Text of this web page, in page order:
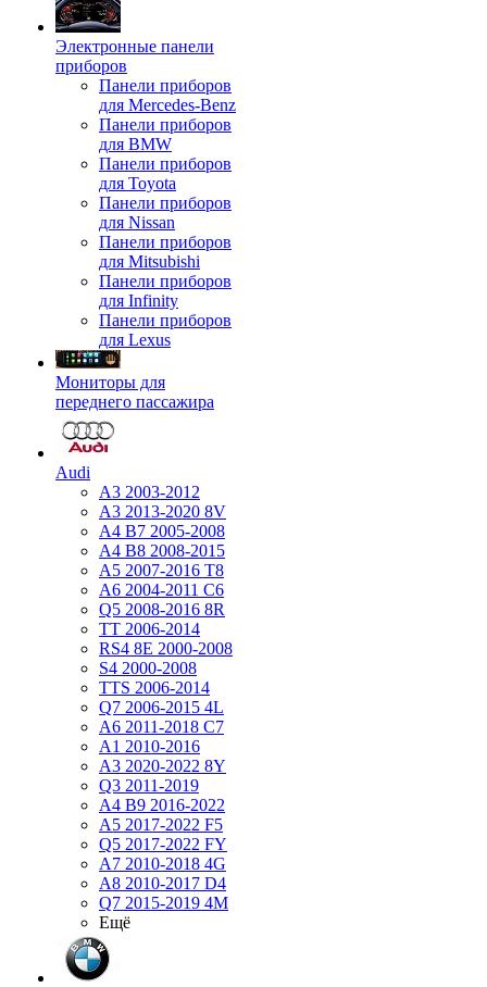
Электронные панели
приборов
Панели приборов
для Mercedes-Benz
Панели приборов
для BMW
Панели приборов
для Toyota
Панели приборов
для Nissan
Панели приборов
для Mitsubishi
Панели приборов
для Infinity
Панели приборов
для Lexus
Мониторы для
переднего пассажира
Audi
A3 2003-2012
A3 2013-2020 8V
A4 B7 2005-2008
A4 B8 2008-2015
A5 2007-2016 T8
A6 2004-2011 C6
Q5 2008-2016 8R
TT 2006-2014
RS4 8E 2000-2008
S4 2000-2008
TTS 2006-2014
Q7 2006-2015 4L
A6 2011-2018 С7
A1 2010-2016
A3 2020-2022 8Y
Q3 2011-2019
A4 B9 2016-2022
A5 2017-2022 F5
Q5 2017-2022 FY
A7 2010-2018 4G
A8 2010-2017 D4
Q7 2015-2019 4M
Ещё